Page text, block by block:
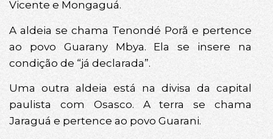
Vicente e Mongaguá.
A aldeia se chama Tenondé Porã e pertence
ao povo Guarany Mbya. Ela se insere na
condição de “já declarada”.
Uma outra aldeia está na divisa da capital
paulista com Osasco. A terra se chama
Jaraguá e pertence ao povo Guarani.